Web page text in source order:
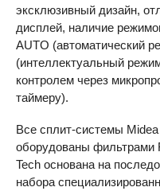
эксклюзивный дизайн,
дисплей, наличие
AUTO (автоматический
(интеллектуальный
контролем через
таймеру).
Все сплит-системы
оборудованы фильтрами
Tech основана на
набора